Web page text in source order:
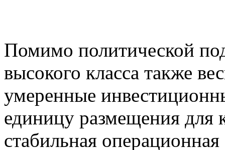
Помимо политической
высокого класса также
умеренные
единицу размещения для
стабильная